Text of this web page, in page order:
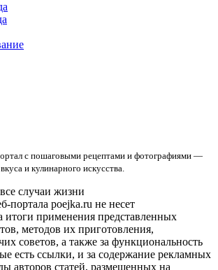
с пошаговыми рецептами и фотографиями —
и кулинарного искусства.
случаи жизни
портала poejka.ru не несет
итоги применения представленных
методов их приготовления,
советов, а также за функциональность
есть ссылки, и за содержание рекламных
авторов статей, размещенных на